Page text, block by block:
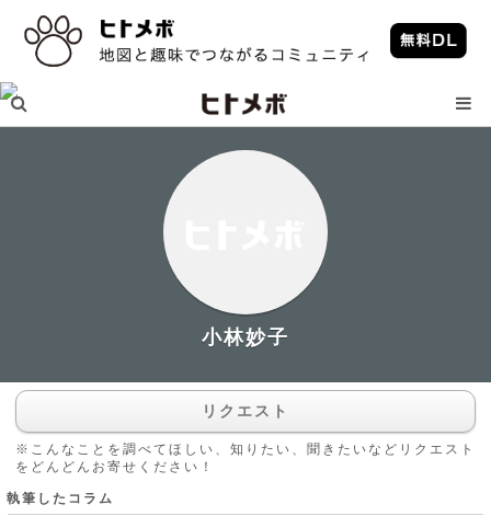
小林妙子
リクエスト
※こんなことを調べてほしい、知りたい、聞きたいなどリクエスト
をどんどんお寄せください！
執筆したコラム